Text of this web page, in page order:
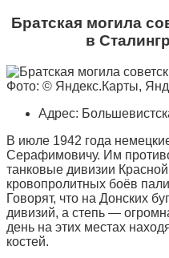
Братская могила
в
Фото: © Яндекс.Карты,
Адрес:
В июле 1942 года
Серафимовичу. Им
танковые дивизии
кровопролитных боёв
Говорят, что на Донских
дивизий, а степь —
день на этих местах
костей.